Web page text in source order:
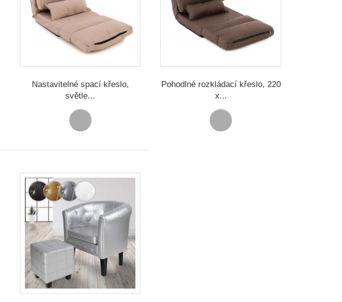
Nastavitelné spací křeslo,
světle...
Pohodlné rozkládací křeslo, 220
x...